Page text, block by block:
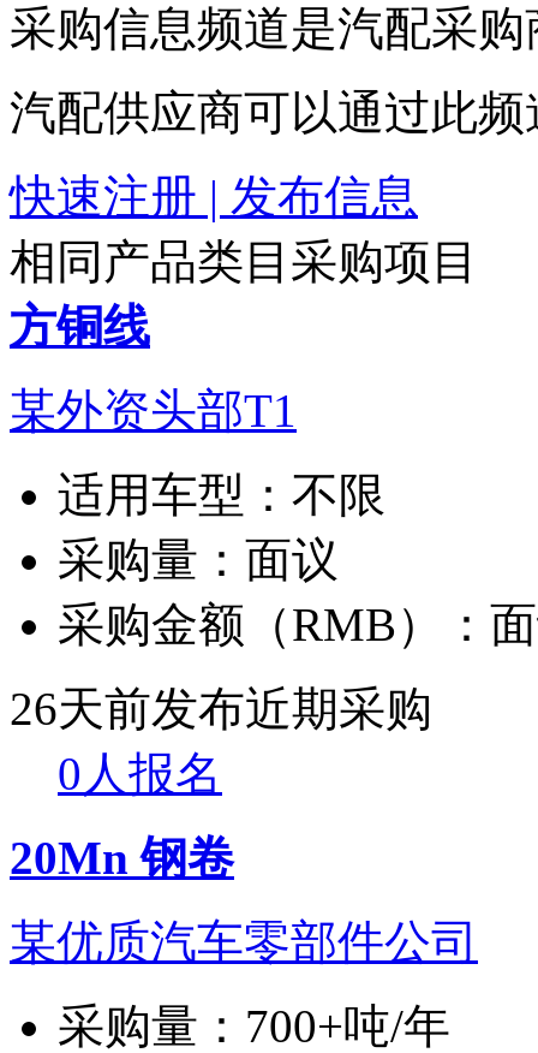
采购信息频道是汽配采
汽配供应商可以通过此
快速注册 | 发布信息
相同产品类目采购项目
方铜线
某外资头部T1
适用车型： 不限
采购量： 面议
采购金额（RMB）：
26天前发布近期采购
0人报名
20Mn 钢卷
某优质汽车零部件公司
采购量： 700+吨/年